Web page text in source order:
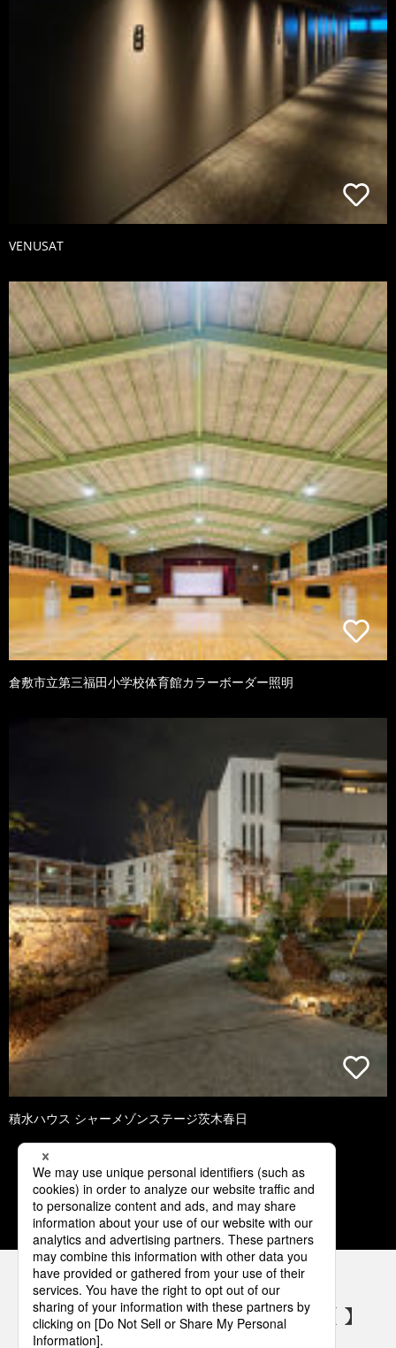
VENUSAT
倉敷市立第三福田小学校体育館カラーボーダー照明
積水ハウス シャーメゾンステージ茨木春日
1 2 3 4 5
パナソニックの電気設備 SNSアカウント